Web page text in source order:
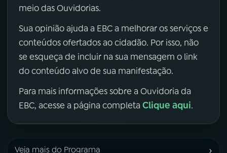
meio das Ouvidorias.
Sua opinião ajuda a EBC a melhorar os serviços e
conteúdos ofertados ao cidadão. Por isso, não
se esqueça de incluir na sua mensagem o link
do conteúdo alvo de sua manifestação.
Para mais informações sobre a Ouvidoria da
EBC, acesse a página completa Clique aqui.
Veja mais do Programa